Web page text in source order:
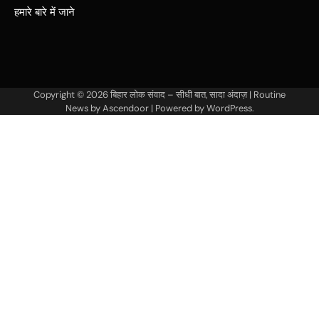
हमारे बारे में जाने
Copyright © 2026बिहार लोक संवाद – सीधी बात, सादा अंदाज़| Routine
News byAscendoor| Powered byWordPress.